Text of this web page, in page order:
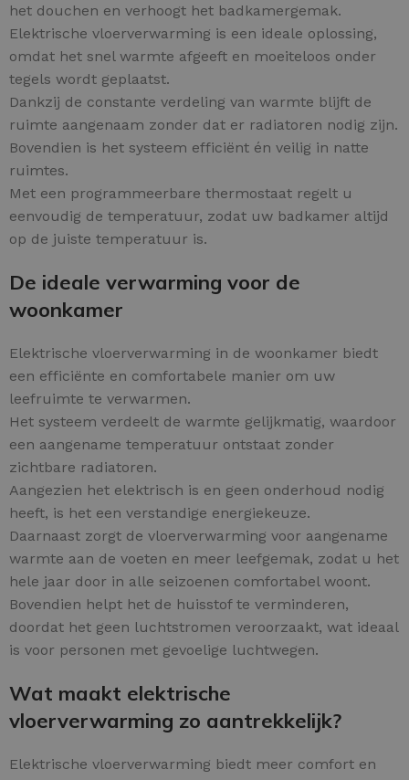
het douchen en verhoogt het badkamergemak.
Elektrische vloerverwarming is een ideale oplossing,
omdat het snel warmte afgeeft en moeiteloos onder
tegels wordt geplaatst.
Dankzij de constante verdeling van warmte blijft de
ruimte aangenaam zonder dat er radiatoren nodig zijn.
Bovendien is het systeem efficiënt én veilig in natte
ruimtes.
Met een programmeerbare thermostaat regelt u
eenvoudig de temperatuur, zodat uw badkamer altijd
op de juiste temperatuur is.
De ideale verwarming voor de
woonkamer
Elektrische vloerverwarming in de woonkamer biedt
een efficiënte en comfortabele manier om uw
leefruimte te verwarmen.
Het systeem verdeelt de warmte gelijkmatig, waardoor
een aangename temperatuur ontstaat zonder
zichtbare radiatoren.
Aangezien het elektrisch is en geen onderhoud nodig
heeft, is het een verstandige energiekeuze.
Daarnaast zorgt de vloerverwarming voor aangename
warmte aan de voeten en meer leefgemak, zodat u het
hele jaar door in alle seizoenen comfortabel woont.
Bovendien helpt het de huisstof te verminderen,
doordat het geen luchtstromen veroorzaakt, wat ideaal
is voor personen met gevoelige luchtwegen.
Wat maakt elektrische
vloerverwarming zo aantrekkelijk?
Elektrische vloerverwarming biedt meer comfort en